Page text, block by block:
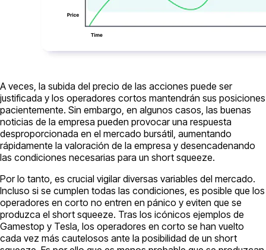
A veces, la subida del precio de las acciones puede ser
justificada y los operadores cortos mantendrán sus posiciones
pacientemente. Sin embargo, en algunos casos, las buenas
noticias de la empresa pueden provocar una respuesta
desproporcionada en el mercado bursátil, aumentando
rápidamente la valoración de la empresa y desencadenando
las condiciones necesarias para un short squeeze.
Por lo tanto, es crucial vigilar diversas variables del mercado.
Incluso si se cumplen todas las condiciones, es posible que los
operadores en corto no entren en pánico y eviten que se
produzca el short squeeze. Tras los icónicos ejemplos de
Gamestop y Tesla, los operadores en corto se han vuelto
cada vez más cautelosos ante la posibilidad de un short